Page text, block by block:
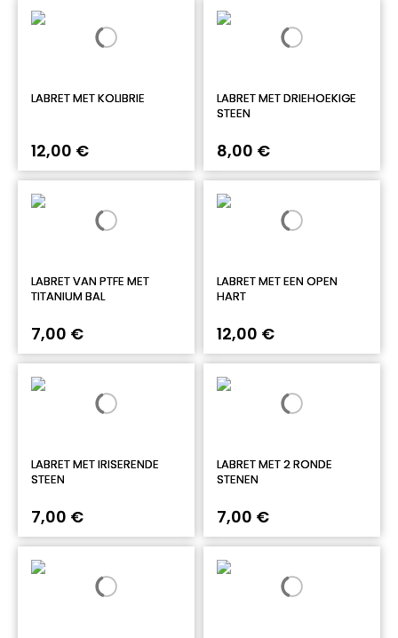
LABRET MET KOLIBRIE
12,00 €
LABRET MET DRIEHOEKIGE
STEEN
8,00 €
LABRET VAN PTFE MET
TITANIUM BAL
7,00 €
LABRET MET EEN OPEN
HART
12,00 €
LABRET MET IRISERENDE
STEEN
7,00 €
LABRET MET 2 RONDE
STENEN
7,00 €